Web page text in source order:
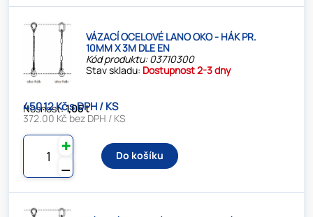
VÁZACÍ OCELOVÉ LANO OKO - HÁK PR.
10MM X 3M DLE EN
Kód produktu: 03710300
Stav skladu: Dostupnost 2-3 dny
Nosnost:1,05 t
450.12 Kč s DPH / KS
372.00 Kč bez DPH / KS
⚊
✚
Do košíku